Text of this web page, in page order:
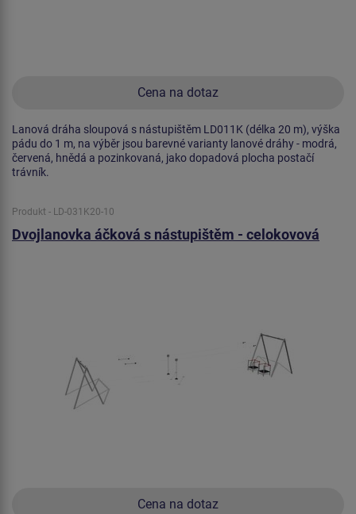
Cena na dotaz
Lanová dráha sloupová s nástupištěm LD011K (délka 20 m), výška
pádu do 1 m, na výběr jsou barevné varianty lanové dráhy - modrá,
červená, hnědá a pozinkovaná, jako dopadová plocha postačí
trávník.
Produkt - LD-031K20-10
Dvojlanovka áčková s nástupištěm - celokovová
Cena na dotaz